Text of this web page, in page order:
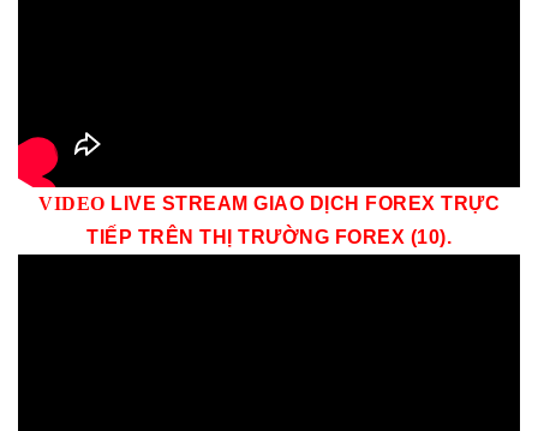
VIDEO LIVE STREAM GIAO DỊCH FOREX TRỰC
TIẾP TRÊN THỊ TRƯỜNG FOREX (10).